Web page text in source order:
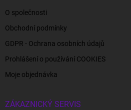
O společnosti
Obchodní podmínky
GDPR - Ochrana osobních údajů
Prohlášení o používání COOKIES
Moje objednávka
ZÁKAZNICKÝ SERVIS